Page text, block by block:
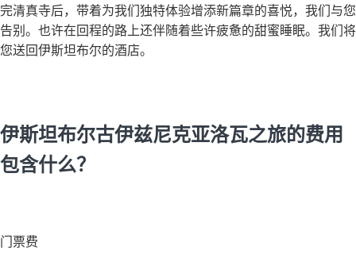
完清真寺后，带着为我们独特体验增添新篇章的喜悦，我们与您
告别。也许在回程的路上还伴随着些许疲惫的甜蜜睡眠。我们将
您送回伊斯坦布尔的酒店。
伊斯坦布尔古伊兹尼克亚洛瓦之旅的费用
包含什么？
门票费